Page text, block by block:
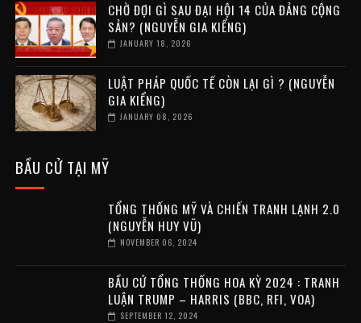
CHỜ ĐỢI GÌ SAU ĐẠI HỘI 14 CỦA ĐẢNG CỘNG
SẢN? (NGUYỄN GIA KIỂNG)
JANUARY 18, 2026
LUẬT PHÁP QUỐC TẾ CÒN LẠI GÌ ? (NGUYỄN
GIA KIỂNG)
JANUARY 08, 2026
BẦU CỬ TẠI MỸ
TỔNG THỐNG MỸ VÀ CHIẾN TRANH LẠNH 2.0
(NGUYỄN HUY VŨ)
NOVEMBER 06, 2024
BẦU CỬ TỔNG THỐNG HOA KỲ 2024 : TRANH
LUẬN TRUMP – HARRIS (BBC, RFI, VOA)
SEPTEMBER 12, 2024